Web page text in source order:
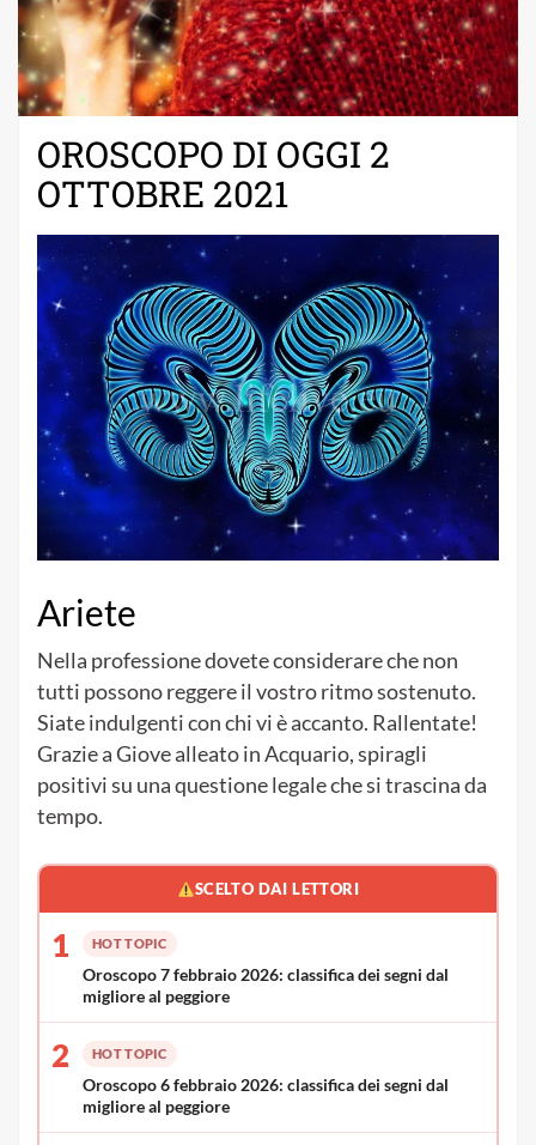
OROSCOPO DI OGGI 2
OTTOBRE 2021
Ariete
Nella professione dovete considerare che non
tutti possono reggere il vostro ritmo sostenuto.
Siate indulgenti con chi vi è accanto. Rallentate!
Grazie a Giove alleato in Acquario, spiragli
positivi su una questione legale che si trascina da
tempo.
SCELTO DAI LETTORI
1 HOT TOPIC
Oroscopo 7 febbraio 2026: classifica dei segni dal
migliore al peggiore
2 HOT TOPIC
Oroscopo 6 febbraio 2026: classifica dei segni dal
migliore al peggiore